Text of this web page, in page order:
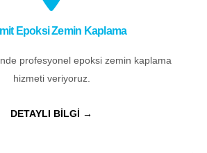
Epoksi Zemin Kaplama
profesyonel epoksi zemin kaplama
hizmeti veriyoruz.
DETAYLI BİLGİ →